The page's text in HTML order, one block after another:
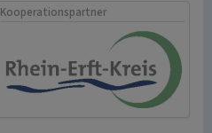
Kooperationspartner